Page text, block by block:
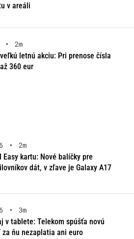
v areáli
•
2m
letnú akciu: Pri prenose čísla
360 eur
•
2m
kartu: Nové balíčky pre
dát, v zľave je Galaxy A17
•
3m
v tablete: Telekom spúšťa novú
ňu nezaplatia ani euro